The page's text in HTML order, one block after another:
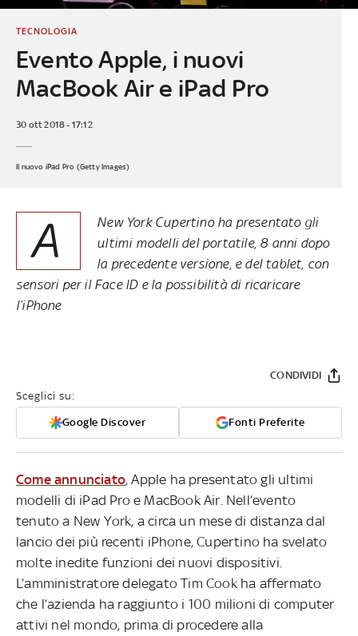
Evento Apple, i nuovi
MacBook Air e iPad Pro
TECNOLOGIA
30 ott 2018 - 17:12
Il nuovo iPad Pro (Getty Images)
A
New York Cupertino ha presentato gli
ultimi modelli del portatile, 8 anni dopo
la precedente versione, e del tablet, con
sensori per il Face ID e la possibilità di ricaricare
l’iPhone
Sceglici su:
Google Discover Fonti Preferite
CONDIVIDI
Come annunciato, Apple ha presentato gli ultimi
modelli di iPad Pro e MacBook Air. Nell’evento
tenuto a New York, a circa un mese di distanza dal
lancio dei più recenti iPhone, Cupertino ha svelato
molte inedite funzioni dei nuovi dispositivi.
L’amministratore delegato Tim Cook ha affermato
che l’azienda ha raggiunto i 100 milioni di computer
attivi nel mondo, prima di procedere alla